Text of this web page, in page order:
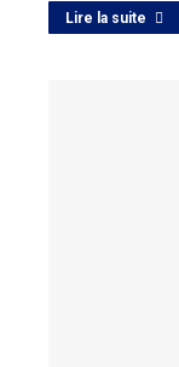
Lire la suite